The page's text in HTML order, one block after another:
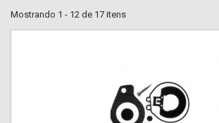
Mostrando 1 - 12 de 17 itens